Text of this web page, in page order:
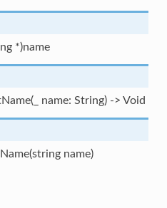
*)name
name: String) -> Void
name)